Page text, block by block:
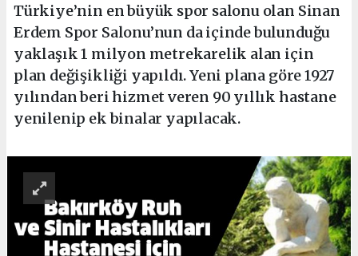
Türkiye’nin en büyük spor salonu olan Sinan
Erdem Spor Salonu’nun da içinde bulunduğu
yaklaşık 1 milyon metrekarelik alan için
plan değişikliği yapıldı. Yeni plana göre 1927
yılından beri hizmet veren 90 yıllık hastane
yenilenip ek binalar yapılacak.